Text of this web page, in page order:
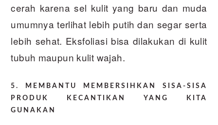
cerah karena sel kulit yang baru dan muda
umumnya terlihat lebih putih dan segar serta
lebih sehat. Eksfoliasi bisa dilakukan di kulit
tubuh maupun kulit wajah.
5. MEMBANTU MEMBERSIHKAN SISA-SISA
PRODUK KECANTIKAN YANG KITA
GUNAKAN